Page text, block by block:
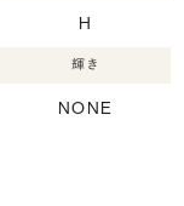
H
輝き
NONE